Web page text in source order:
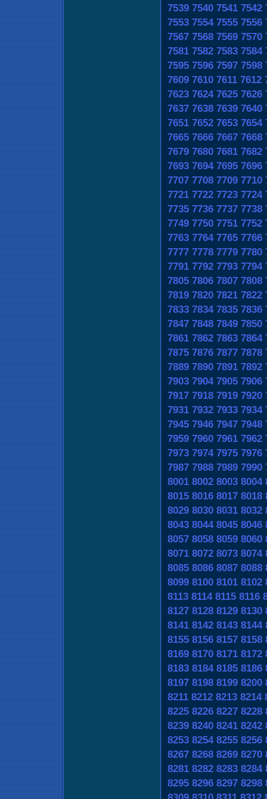
7539 7540 7541 7542
7553 7554 7555 7556
7567 7568 7569 7570
7581 7582 7583 7584
7595 7596 7597 7598
7609 7610 7611 7612
7623 7624 7625 7626
7637 7638 7639 7640
7651 7652 7653 7654
7665 7666 7667 7668
7679 7680 7681 7682
7693 7694 7695 7696
7707 7708 7709 7710
7721 7722 7723 7724
7735 7736 7737 7738
7749 7750 7751 7752
7763 7764 7765 7766
7777 7778 7779 7780
7791 7792 7793 7794
7805 7806 7807 7808
7819 7820 7821 7822
7833 7834 7835 7836
7847 7848 7849 7850
7861 7862 7863 7864
7875 7876 7877 7878
7889 7890 7891 7892
7903 7904 7905 7906
7917 7918 7919 7920
7931 7932 7933 7934
7945 7946 7947 7948
7959 7960 7961 7962
7973 7974 7975 7976
7987 7988 7989 7990
8001 8002 8003 8004
8015 8016 8017 8018
8029 8030 8031 8032
8043 8044 8045 8046
8057 8058 8059 8060
8071 8072 8073 8074
8085 8086 8087 8088
8099 8100 8101 8102
8113 8114 8115 8116
8127 8128 8129 8130
8141 8142 8143 8144
8155 8156 8157 8158
8169 8170 8171 8172
8183 8184 8185 8186
8197 8198 8199 8200
8211 8212 8213 8214
8225 8226 8227 8228
8239 8240 8241 8242
8253 8254 8255 8256
8267 8268 8269 8270
8281 8282 8283 8284
8295 8296 8297 8298